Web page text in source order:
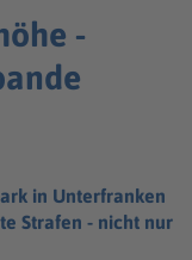
-
in Unterfranken
Strafen - nicht nur